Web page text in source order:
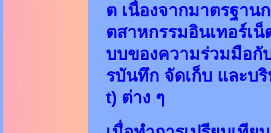
ต เนื่องจากมาตรฐาน
ตสาหกรรมอินเทอร์เ
บบของความร่วมมือกั
รบันทึก จัดเก็บ และบ
t) ต่าง ๆ